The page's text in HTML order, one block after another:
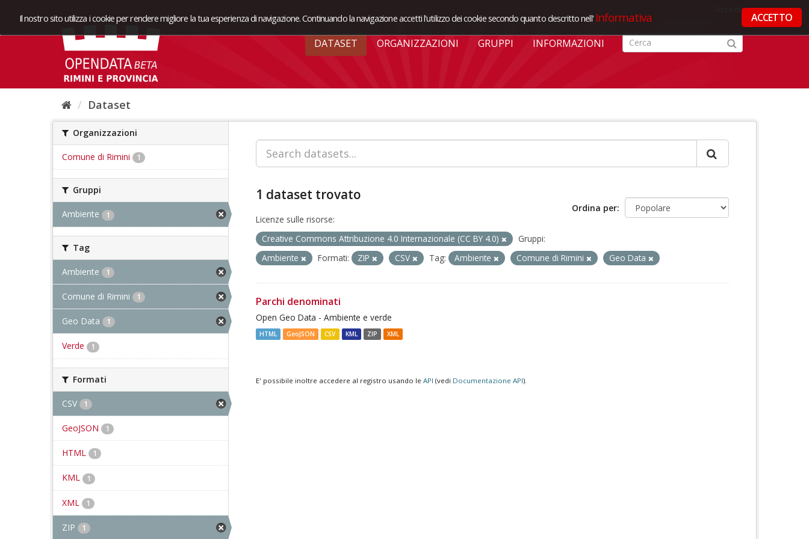
Il nostro sito utilizza i cookie per rendere migliore la tua esperienza di navigazione. Continuando la navigazione accetti l'utilizzo dei cookie secondo quanto descritto nell' Informativa ACCETTO
DATASET ORGANIZZAZIONI GRUPPI INFORMAZIONI
Dataset
Organizzazioni
Comune di Rimini 1
Gruppi
Ambiente 1
Tag
Ambiente 1
Comune di Rimini 1
Geo Data 1
Verde 1
Formati
CSV 1
GeoJSON 1
HTML 1
KML 1
XML 1
ZIP 1
Ordina per
1 dataset trovato
Licenze sulle risorse:
Creative Commons Attribuzione 4.0 Internazionale (CC BY 4.0)
Gruppi:
Ambiente
Formati: ZIP CSV Tag: Ambiente Comune di Rimini Geo Data
Parchi denominati
Open Geo Data - Ambiente e verde
HTML GeoJSON CSV KML ZIP XML
E' possibile inoltre accedere al registro usando le API (vedi Documentazione API).